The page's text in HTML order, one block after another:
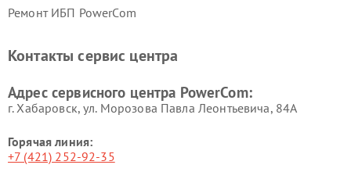
Ремонт ИБП PowerCom
Контакты сервис центра
Адрес сервисного центра PowerCom:
г. Хабаровск, ул. Морозова Павла Леонтьевича, 84А
Горячая линия:
+7 (421) 252-92-35